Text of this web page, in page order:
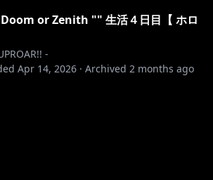
Doom or Zenith "" 生活４日目【 ホロ
-
Apr 14, 2026 · Archived 2 months ago